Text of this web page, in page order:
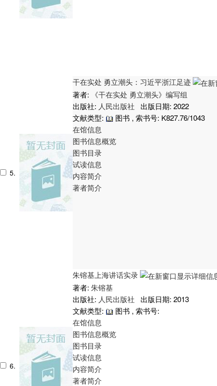
5.
干在实处 勇立潮头：习近平浙江足迹
著者: 《干在实处 勇立潮头》编写组
出版社: 人民出版社
出版日期: 2022
文献类型:
图书 , 索书号: K827.76/1043
在馆信息
图书信息概览
图书目录
试读信息
内容简介
著者简介
6.
朱镕基上海讲话实录
著者: 朱镕基
出版社: 人民出版社
出版日期: 2013
文献类型:
图书 , 索书号:
在馆信息
图书信息概览
图书目录
试读信息
内容简介
著者简介